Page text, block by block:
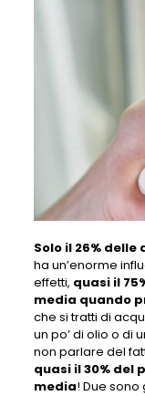
Solo il 26%
ha un’enorme
effetti, quasi il
media quando
che si tratti di
un po’ di olio o di
non parlare del
quasi il 30% del
media! Due